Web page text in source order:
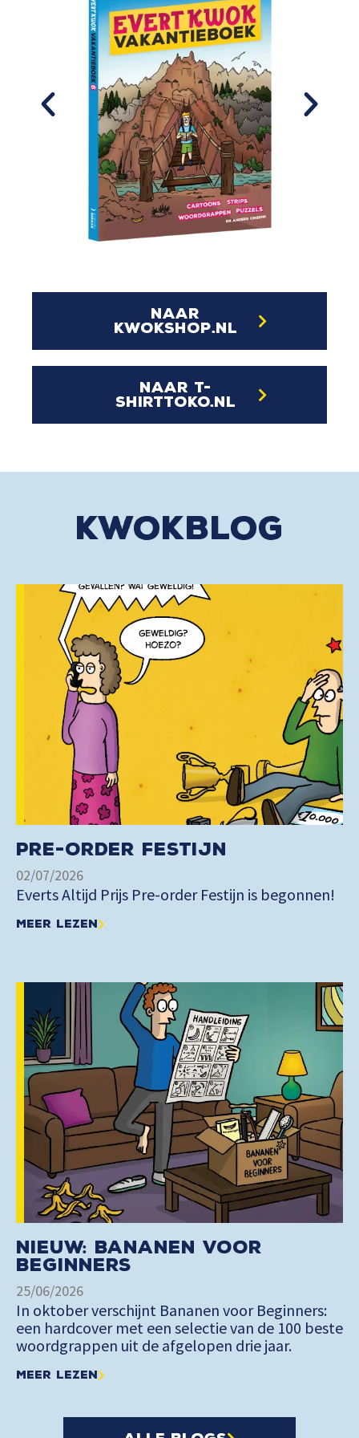
naar
kwokshop.nl
naar t-
shirttoko.nl
kwokblog
Pre-order Festijn
02/07/2026
Everts Altijd Prijs Pre-order Festijn is begonnen!
Meer lezen
Nieuw: Bananen voor
Beginners
25/06/2026
In oktober verschijnt Bananen voor Beginners:
een hardcover met een selectie van de 100 beste
woordgrappen uit de afgelopen drie jaar.
Meer lezen